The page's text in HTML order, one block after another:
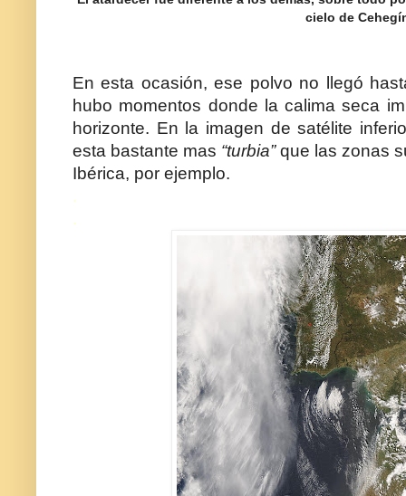
cielo de
En esta ocasión, ese polvo no llegó
hubo momentos donde la calima seca
horizonte. En la imagen de satélite
esta bastante mas “turbia”que las zonas
Ibérica, por ejemplo.
.
.